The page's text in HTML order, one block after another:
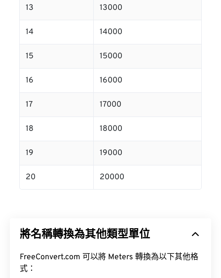
13 13000
14 14000
15 15000
16 16000
17 17000
18 18000
19 19000
20 20000
將名稱轉換為其他類型單位
FreeConvert.com 可以將 Meters 轉換為以下其他格
式：